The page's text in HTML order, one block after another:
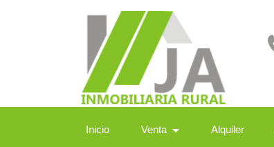
Inicio Venta Alquiler